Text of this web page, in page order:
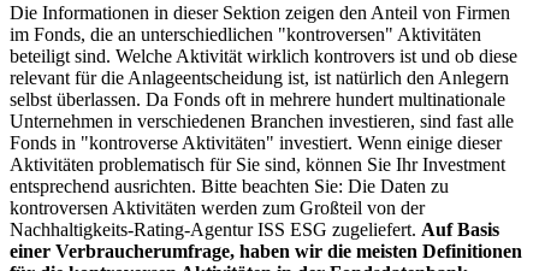
Die Informationen in dieser Sektion zeigen den Anteil von Firmen
im Fonds, die an unterschiedlichen "kontroversen" Aktivitäten
beteiligt sind. Welche Aktivität wirklich kontrovers ist und ob diese
relevant für die Anlageentscheidung ist, ist natürlich den Anlegern
selbst überlassen. Da Fonds oft in mehrere hundert multinationale
Unternehmen in verschiedenen Branchen investieren, sind fast alle
Fonds in "kontroverse Aktivitäten" investiert. Wenn einige dieser
Aktivitäten problematisch für Sie sind, können Sie Ihr Investment
entsprechend ausrichten. Bitte beachten Sie: Die Daten zu
kontroversen Aktivitäten werden zum Großteil von der
Nachhaltigkeits-Rating-Agentur ISS ESG zugeliefert. Auf Basis
einer Verbraucherumfrage, haben wir die meisten Definitionen